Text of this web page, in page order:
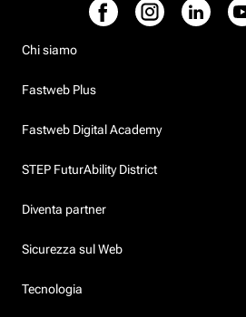
Chi siamo
Fastweb Plus
Fastweb Digital Academy
STEP FuturAbility District
Diventa partner
Sicurezza sul Web
Tecnologia